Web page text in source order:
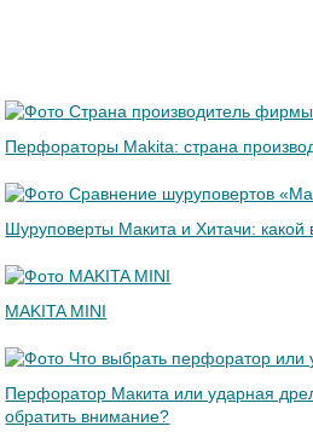
Перфораторы Makita: страна
Шуруповерты Макита и Хитачи: какой
MAKITA MINI
Перфоратор Макита или ударная
обратить внимание?